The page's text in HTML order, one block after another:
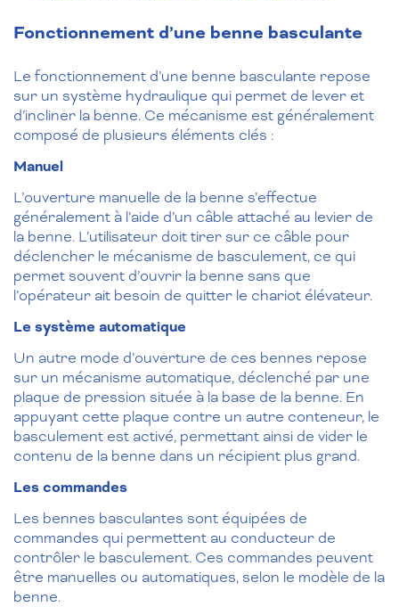
Fonctionnement d’une benne basculante
Le fonctionnement d’une benne basculante repose
sur un système hydraulique qui permet de lever et
d’incliner la benne. Ce mécanisme est généralement
composé de plusieurs éléments clés :
Manuel
L’ouverture manuelle de la benne s’effectue
généralement à l’aide d’un câble attaché au levier de
la benne. L’utilisateur doit tirer sur ce câble pour
déclencher le mécanisme de basculement, ce qui
permet souvent d’ouvrir la benne sans que
l’opérateur ait besoin de quitter le chariot élévateur.
Le système automatique
Un autre mode d’ouverture de ces bennes repose
sur un mécanisme automatique, déclenché par une
plaque de pression située à la base de la benne. En
appuyant cette plaque contre un autre conteneur, le
basculement est activé, permettant ainsi de vider le
contenu de la benne dans un récipient plus grand.
Les commandes
Les bennes basculantes sont équipées de
commandes qui permettent au conducteur de
contrôler le basculement. Ces commandes peuvent
être manuelles ou automatiques, selon le modèle de la
benne.